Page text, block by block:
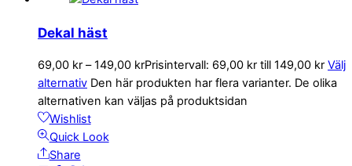
Dekal häst
69,00 kr – 149,00 krPrisintervall: 69,00 kr till 149,00 kr Välj
alternativ Den här produkten har flera varianter. De olika
alternativen kan väljas på produktsidan
Wishlist
Quick Look
Share